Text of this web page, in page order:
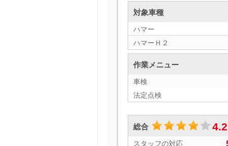
対象車種
ハマー
ハマーＨ２
作業メニュー
車検
法定点検
総合 4.2
スタッフの対応